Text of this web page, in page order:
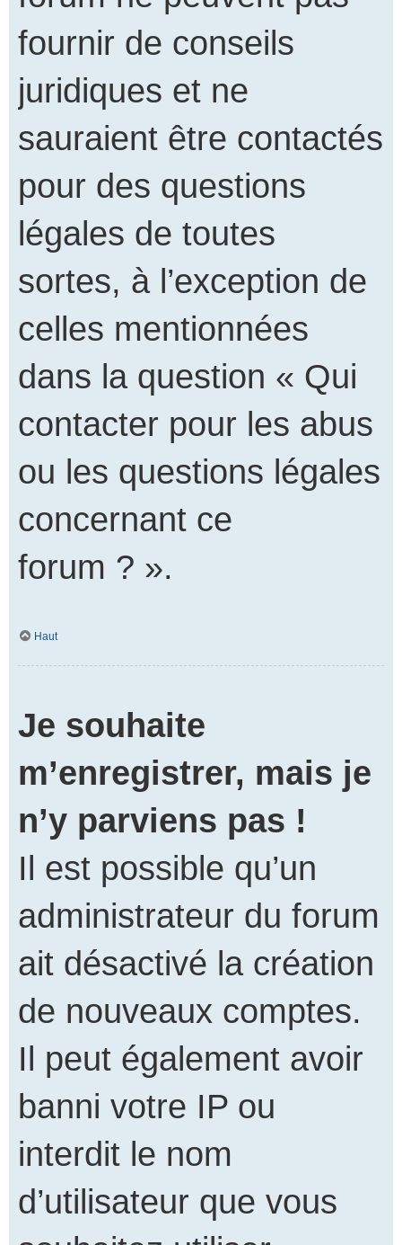
fournir de conseils
juridiques et ne
sauraient être contactés
pour des questions
légales de toutes
sortes, à l’exception de
celles mentionnées
dans la question « Qui
contacter pour les abus
ou les questions légales
concernant ce
forum ? ».
Haut
Je souhaite
m’enregistrer, mais je
n’y parviens pas !
Il est possible qu’un
administrateur du forum
ait désactivé la création
de nouveaux comptes.
Il peut également avoir
banni votre IP ou
interdit le nom
d’utilisateur que vous